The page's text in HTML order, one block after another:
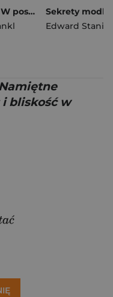
Bóg ukryty W poszukiwaniu ostatecznego sensu
Edward
i bliskość w